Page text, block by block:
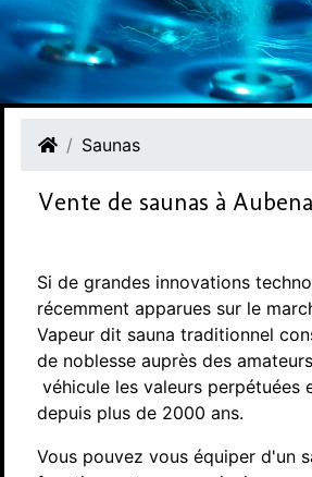
Saunas
Vente de saunas à
Si de grandes innovations
récemment apparues sur le
Vapeur dit sauna traditionnel
de noblesse auprès des
véhicule les valeurs perpétuées
depuis plus de 2000 ans.
Vous pouvez vous équiper d'un